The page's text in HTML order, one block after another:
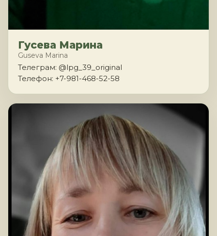
Гусева Марина
Guseva Marina
Телеграм: @lpg_39_original
Телефон: +7-981-468-52-58